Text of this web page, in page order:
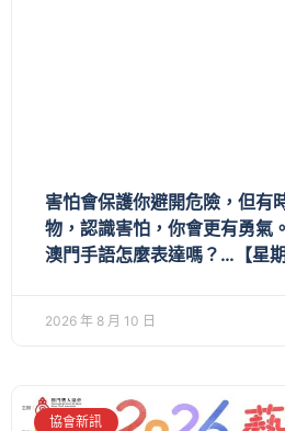
害怕會保護你避開危險，但有
物，認識害怕，你會更有勇氣
澳門手語怎麼表達嗎？…【星期
2026 年 8 月 10 日
協會新訊